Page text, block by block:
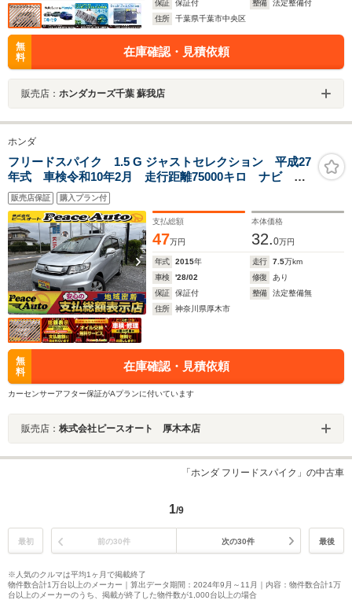
保証
保証付 整備
法定整備付
住所
千葉県千葉市中央区
無
料
在庫確認・見積依頼
販売店： ホンダカーズ千葉 蘇我店
ホンダ
フリードスパイク 1.5 G ジャストセレクション 平成27
年式 車検令和10年2月 走行距離75000キロ ナビ 地
デジ バックカメラ 片側電動スライドドア キーレ
ス 5人乗り ETC ステアリングスイッチ オートエア
コン HIDヘッドライト
販売店保証 購入プラン付
支払総額
47万円
本体価格
32.0万円
年式 2015年 走行 7.5万km
車検
'28/02 修復
あり
保証
保証付 整備
法定整備無
住所
神奈川県厚木市
無
料
在庫確認・見積依頼
カーセンサーアフター保証がAプランに付いています
販売店： 株式会社ピースオート 厚木本店
「ホンダ フリードスパイク」の中古車
1/9
最初 前の30件 次の30件 最後
※人気のクルマは平均1ヶ月で掲載終了
物件数合計1万台以上のメーカー｜算出データ期間：2024年9月～11月｜内容：物件数合計1万
台以上のメーカーのうち、掲載が終了した物件数が1,000台以上の場合